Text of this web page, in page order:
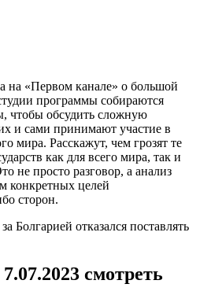
на «Первом канале» о большой
программы собираются
чтобы обсудить сложную
и сами принимают участие в
мира. Расскажут, чем грозят те
как для всего мира, так и
не просто разговор, а анализ
конкретных целей
сторон.
Болгарией отказался поставлять
смотреть